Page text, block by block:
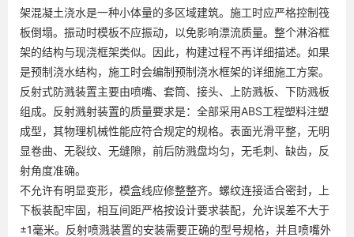
架混凝土浇水是一种小体量的多区域建筑。施工时应严格控制筏
板倒塌。振动时模板不应振动，以免影响漂流质量。整个淋浴框
架的结构与现浇框架类似。因此，构建过程不再详细描述。如果
是预制浇水结构，施工时会编制预制浇水框架的详细施工方案。
反射式防溅装置主要由喷嘴、套筒、接头、上防溅板、下防溅板
组成。反射溅射装置的质量要求是：全部采用ABS工程塑料注塑
成型，其物理机械性能应符合规定的规格。表面光滑平整，无明
显卷曲、无裂纹、无缝隙，前后防溅盘均匀，无毛刺、缺齿，反
射角度准确。
不允许有明显变形，模盒线应修整整齐。螺纹连接适合密封，上
下板装配牢固，相互间距严格按设计要求装配，允许误差不大于
±1毫米。反射喷溅装置的安装需要正确的型号规格，并且喷嘴外